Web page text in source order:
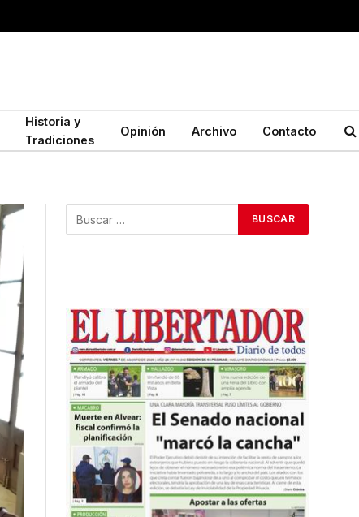
Historia y
Tradiciones
Opinión Archivo Contacto